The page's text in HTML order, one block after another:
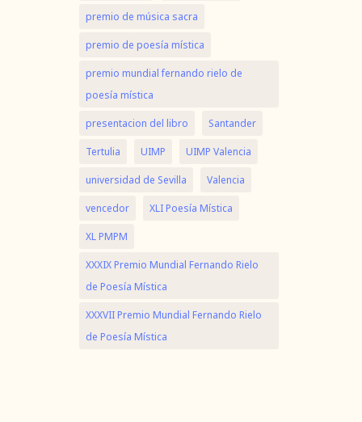
premio de música sacra
premio de poesía mística
premio mundial fernando rielo de
poesía mística
presentacion del libro
Santander
Tertulia
UIMP
UIMP Valencia
universidad de Sevilla
Valencia
vencedor
XLI Poesía Mística
XL PMPM
XXXIX Premio Mundial Fernando Rielo
de Poesía Mística
XXXVII Premio Mundial Fernando Rielo
de Poesía Mística